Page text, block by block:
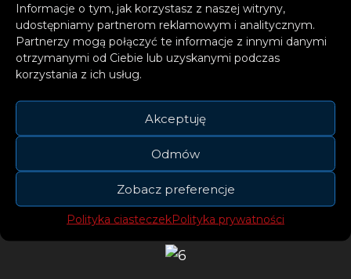
Informacje o tym, jak korzystasz z naszej witryny,
udostępniamy partnerom reklamowym i analitycznym.
Partnerzy mogą połączyć te informacje z innymi danymi
otrzymanymi od Ciebie lub uzyskanymi podczas
korzystania z ich usług.
Akceptuję
Odmów
Zobacz preferencje
Polityka ciasteczekPolityka prywatności
– W ciągu roku faktycznie
każdy z Ukraińców kogoś
stracił
– podkreślił Zełenski.
Zapewnił, że ludzie ci nigdy
nie zostaną zapomniani.